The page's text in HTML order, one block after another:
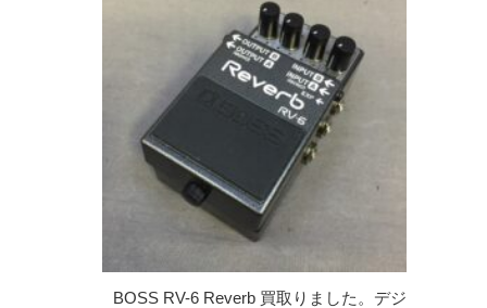
BOSS RV-6 Reverb 買取りました。デジ